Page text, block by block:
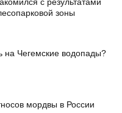
зоны
на Чегемские водопады?
мордвы в России